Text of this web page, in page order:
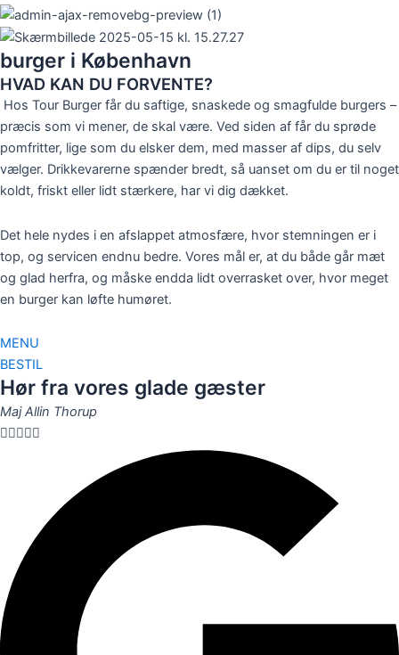
burger i København
HVAD KAN DU FORVENTE?
Hos Tour Burger får du saftige, snaskede og smagfulde burgers –
præcis som vi mener, de skal være. Ved siden af får du sprøde
pomfritter, lige som du elsker dem, med masser af dips, du selv
vælger. Drikkevarerne spænder bredt, så uanset om du er til noget
koldt, friskt eller lidt stærkere, har vi dig dækket.
Det hele nydes i en afslappet atmosfære, hvor stemningen er i
top, og servicen endnu bedre. Vores mål er, at du både går mæt
og glad herfra, og måske endda lidt overrasket over, hvor meget
en burger kan løfte humøret.
MENU
BESTIL
Hør fra vores glade gæster
Maj Allin Thorup
    